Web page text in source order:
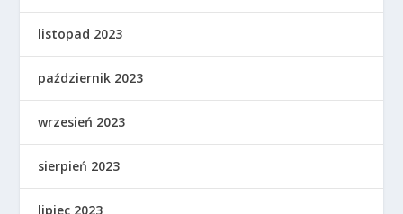
listopad 2023
październik 2023
wrzesień 2023
sierpień 2023
lipiec 2023